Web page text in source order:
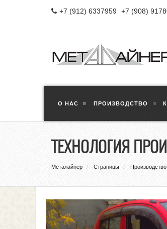
+7 (912) 6337959 +7 (908)
О НАС ПРОИЗВОДСТВО
ТЕХНОЛОГИЯ
Металайнер Страницы